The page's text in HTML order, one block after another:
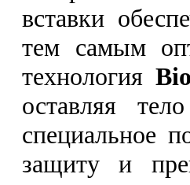
вставки
тем самым
технология
оставляя
специальное
защиту и